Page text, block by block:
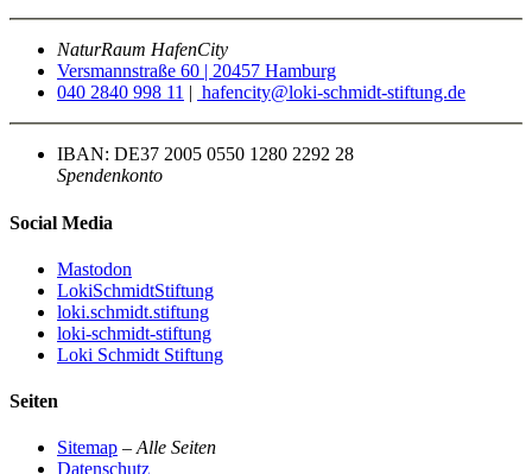
NaturRaum HafenCity
Versmannstraße 60 | 20457 Hamburg
040 2840 998 11 | hafencity@loki-schmidt-stiftung.de
IBAN: DE37 2005 0550 1280 2292 28
Spendenkonto
Social Media
Mastodon
LokiSchmidtStiftung
loki.schmidt.stiftung
loki-schmidt-stiftung
Loki Schmidt Stiftung
Seiten
Sitemap –Alle Seiten
Datenschutz